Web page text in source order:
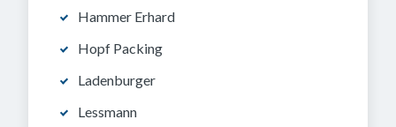
Hammer Erhard
Hopf Packing
Ladenburger
Lessmann